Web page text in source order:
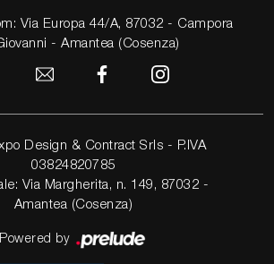
Via Europa 44/A, 87032 - Campora
- Amantea (Cosenza)
Design & Contract Srls - P.IVA
03824820785
Via Margherita, n. 149, 87032 -
Amantea (Cosenza)
Powered by